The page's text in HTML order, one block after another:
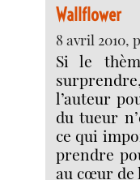
Wallflower
8 avril 2010,
Si le
l’auteur
du tueur
ce qui
prendre
au cœur de